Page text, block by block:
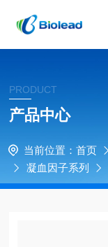
PRODUCT
产品中心
当前位置： 首页
凝血因子系列
or plasma aPC